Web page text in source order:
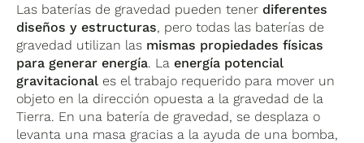
Las baterías de gravedad pueden tener diferentes
diseños y estructuras, pero todas las baterías de
gravedad utilizan las mismas propiedades físicas
para generar energía. Laenergía potencial
gravitacional es el trabajo requerido para mover un
objeto en la dirección opuesta a la gravedad de la
Tierra. En una batería de gravedad, se desplaza o
levanta una masa gracias a la ayuda de una bomba,